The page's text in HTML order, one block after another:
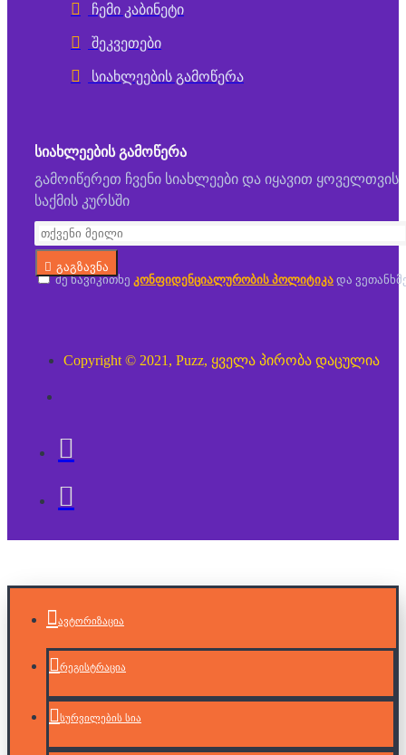
ჩემი კაბინეტი
შეკვეთები
სიახლეების გამოწერა
ᲡᲘᲐᲮᲚᲔᲔᲑᲘᲡ ᲒᲐᲛᲝᲬᲔᲠᲐ
გამოიწერეთ ჩვენი სიახლეები და იყავით ყოველთვის
საქმის კურსში
გაგზავნა
მე წავიკითხე კონფიდენციალურობის პოლიტიკა და
Copyright © 2021, Puzz, ყველა პირობა დაცულია
ავტორიზაცია
რეგისტრაცია
სურვილების სია